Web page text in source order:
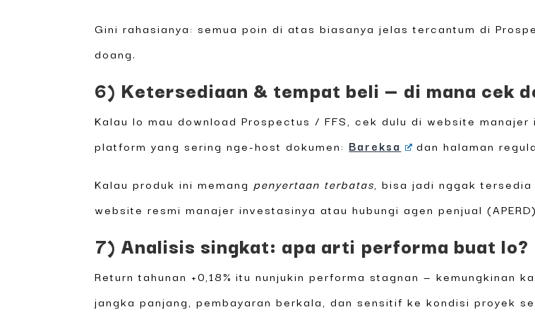
Gini rahasianya: semua poin di atas biasanya jelas tercantum di
doang.
6) Ketersediaan & tempat beli — di mana cek
Kalau lo mau download Prospectus / FFS, cek dulu di website
platform yang sering nge-host dokumen: Bareksa dan halaman
Kalau produk ini memang penyertaan terbatas, bisa jadi nggak
website resmi manajer investasinya atau hubungi agen penjual
7) Analisis singkat: apa arti performa buat lo?
Return tahunan +0,18% itu nunjukin performa stagnan — kemungkinan
jangka panjang, pembayaran berkala, dan sensitif ke kondisi proyek